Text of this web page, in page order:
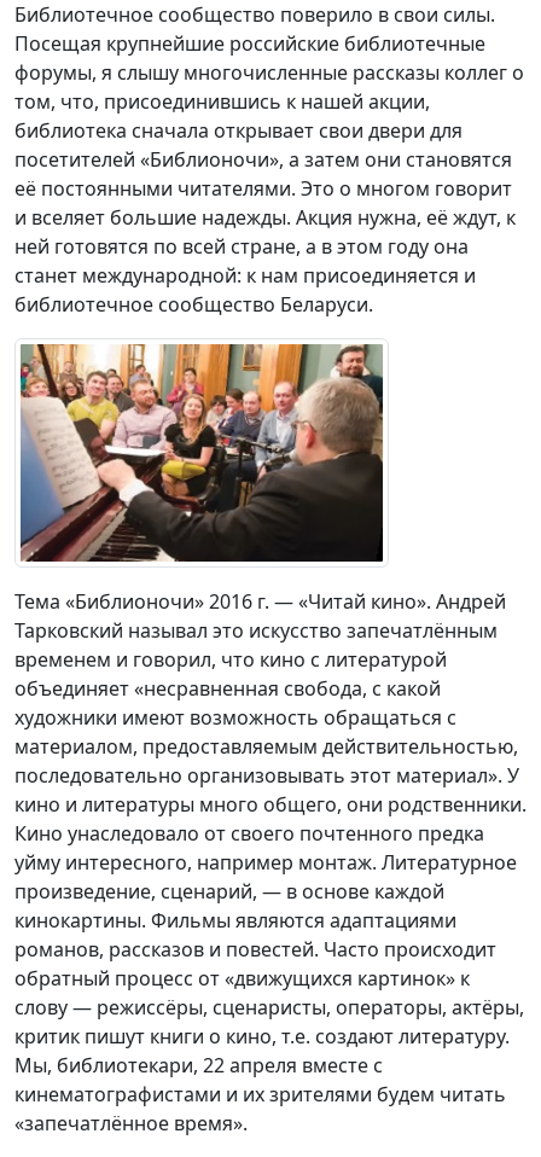
Библиотечное сообщество поверило в свои силы.
Посещая крупнейшие российские библиотечные
форумы, я слышу многочисленные рассказы коллег о
том, что, присоединившись к нашей акции,
библиотека сначала открывает свои двери для
посетителей «Библионочи», а затем они становятся
её постоянными читателями. Это о многом говорит
и вселяет большие надежды. Акция нужна, её ждут, к
ней готовятся по всей стране, а в этом году она
станет международной: к нам присоединяется и
библиотечное сообщество Беларуси.
Тема «Библионочи» 2016 г. — «Читай кино». Андрей
Тарковский называл это искусство запечатлённым
временем и говорил, что кино с литературой
объединяет «несравненная свобода, с какой
художники имеют возможность обращаться с
материалом, предоставляемым действительностью,
последовательно организовывать этот материал». У
кино и литературы много общего, они родственники.
Кино унаследовало от своего почтенного предка
уйму интересного, например монтаж. Литературное
произведение, сценарий, — в основе каждой
кинокартины. Фильмы являются адаптациями
романов, рассказов и повестей. Часто происходит
обратный процесс от «движущихся картинок» к
слову — режиссёры, сценаристы, операторы, актёры,
критик пишут книги о кино, т.е. создают литературу.
Мы, библиотекари, 22 апреля вместе с
кинематографистами и их зрителями будем читать
«запечатлённое время».